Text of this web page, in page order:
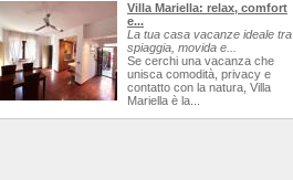
Villa Mariella: relax, comfort
e...
La tua casa vacanze ideale tra
spiaggia, movida e...
Se cerchi una vacanza che
unisca comodità, privacy e
contatto con la natura, Villa
Mariella è la...